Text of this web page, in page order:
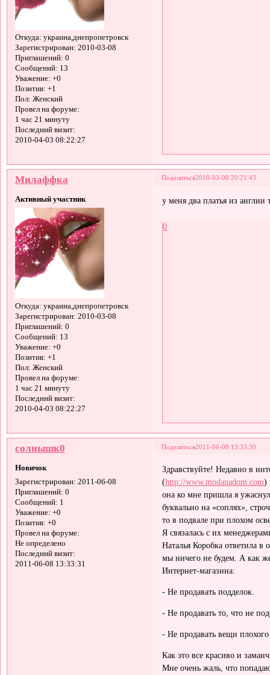
Откуда: украина,днепропетровск
Зарегистрирован: 2010-03-08
Приглашений: 0
Сообщений: 13
Уважение: +0
Позитив: +1
Пол: Женский
Провел на форуме:
1 час 21 минуту
Последний визит:
2010-04-03 08:22:27
Поделиться2010-03-08 20:21:43
Милаффка
Активный участник
Откуда: украина,днепропетровск
Зарегистрирован: 2010-03-08
Приглашений: 0
Сообщений: 13
Уважение: +0
Позитив: +1
Пол: Женский
Провел на форуме:
1 час 21 минуту
Последний визит:
2010-04-03 08:22:27
у меня два платья из
0
Поделиться2011-06-08 13:33:30
солнышк0
Новичок
Зарегистрирован: 2011-06-08
Приглашений: 0
Сообщений: 1
Уважение: +0
Позитив: +0
Провел на форуме:
Не определено
Последний визит:
2011-06-08 13:33:31
Здравствуйте! Недавно в
(http://www.modanadom.com)
она ко мне пришла я
буквально на «соплях»,
то в подвале при плохом
Я связалась с их
Наталья Коробка ответила
мы ничего не будем. А как
Интернет-магазина:
- Не продавать подделок.
- Не продавать то, что не
- Не продавать вещи плохого
Как это все красиво и
Мне очень жаль, что